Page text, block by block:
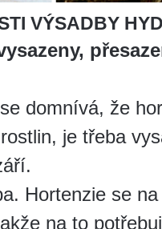
VÝSADBY
domnívá, že
je třeba
Hortenzie se
na to